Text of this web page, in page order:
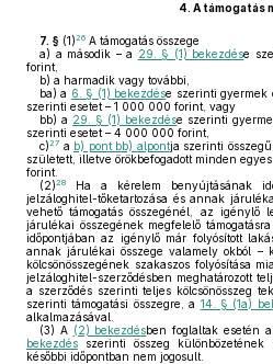
4. A támogatás
7. § (1)26 A támogatás összege
a) a második – a 29. § (1) bekezdése
forint,
b) a harmadik vagy további,
ba) a 6. § (1) bekezdése szerinti gyermek
szerinti esetet – 1 000 000 forint, vagy
bb) a 29. § (1) bekezdése szerinti
szerinti esetet – 4 000 000 forint,
c)27 a b) pont bb) alpontja szerinti
született, illetve örökbefogadott minden
forint.
(2)28
Ha a kérelem benyújtásának
jelzáloghitel-tőketartozása és annak
vehető támogatás összegénél, az igénylő
járulékai összegének megfelelő
időpontjában az igénylő már folyósított
annak járulékai összege valamely okból –
kölcsönösszegének szakaszos folyósítása
jelzáloghitel-szerződésben meghatározott
a szerződés szerinti teljes kölcsönösszeg
szerinti támogatási összegre, a 14. § (1a)
alkalmazásával.
(3) A (2) bekezdésben foglaltak esetén
bekezdés szerinti összeg különbözetének
későbbi időpontban nem jogosult.